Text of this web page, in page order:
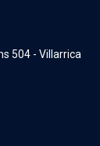
504 - Villarrica